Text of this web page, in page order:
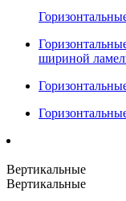
шириной
Вертикальные
Вертикальные